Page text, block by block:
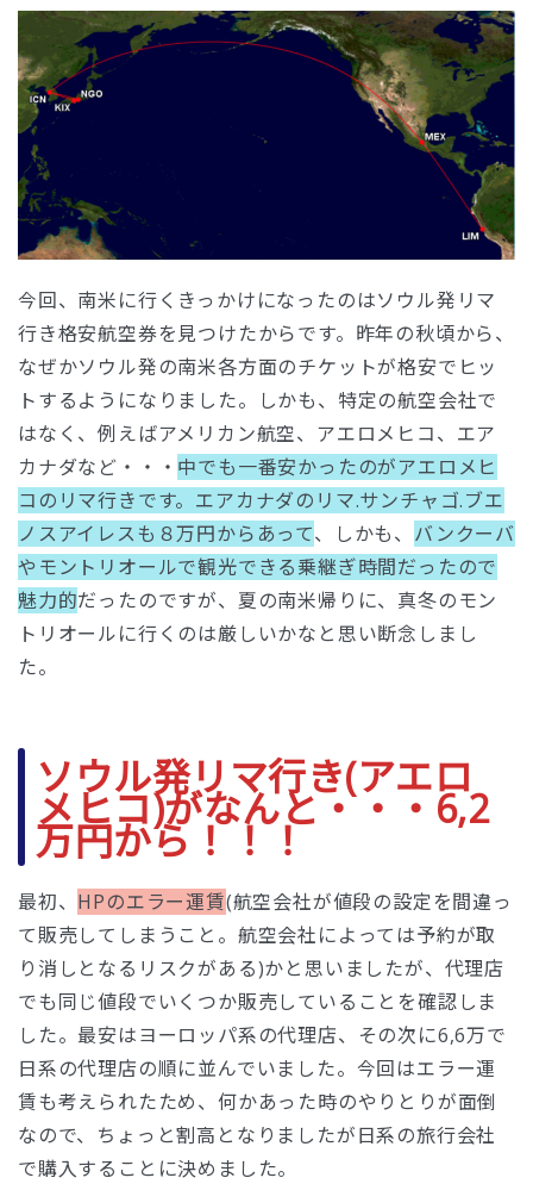
今回、南米に行くきっかけになったのはソウル発リマ
行き格安航空券を見つけたからです。昨年の秋頃から、
なぜかソウル発の南米各方面のチケットが格安でヒッ
トするようになりました。しかも、特定の航空会社で
はなく、例えばアメリカン航空、アエロメヒコ、エア
カナダなど・・・ 中でも一番安かったのがアエロメヒ
コのリマ行きです。エアカナダのリマ.サンチャゴ.ブエ
ノスアイレスも８万円からあって、しかも、 バンクーバ
やモントリオールで観光できる乗継ぎ時間だったので
魅力的だったのですが、夏の南米帰りに、真冬のモン
トリオールに行くのは厳しいかなと思い断念しまし
た。
ソウル発リマ行き(アエロ
メヒコ)がなんと・・・6,2
万円から！！！
最初、 HPのエラー運賃(航空会社が値段の設定を間違っ
て販売してしまうこと。航空会社によっては予約が取
り消しとなるリスクがある)かと思いましたが、代理店
でも同じ値段でいくつか販売していることを確認しま
した。最安はヨーロッパ系の代理店、その次に6,6万で
日系の代理店の順に並んでいました。今回はエラー運
賃も考えられたため、何かあった時のやりとりが面倒
なので、ちょっと割高となりましたが日系の旅行会社
で購入することに決めました。